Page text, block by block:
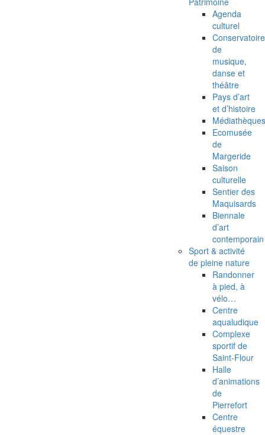
Agenda
culturel
Conservatoire
de
musique,
danse et
théâtre
Pays d’art
et d’histoire
Médiathèques
Ecomusée
de
Margeride
Saison
culturelle
Sentier des
Maquisards
Biennale
d’art
contemporain
Sport & activité
de pleine nature
Randonner
à pied, à
vélo…
Centre
aqualudique
Complexe
sportif de
Saint-Flour
Halle
d’animations
de
Pierrefort
Centre
équestre